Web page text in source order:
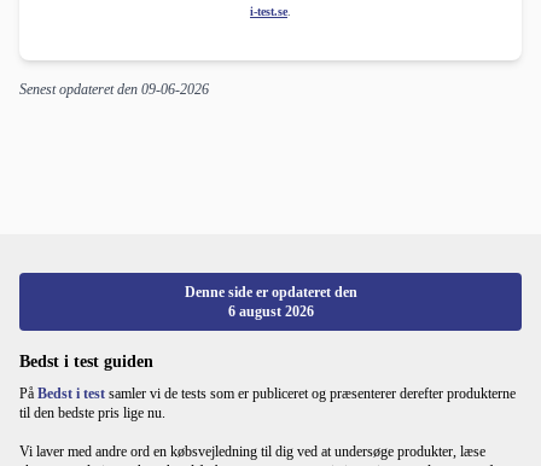
i-test.se
Senest opdateret den 09-06-2026
Bedst i test guiden
På Bedst i test samler vi de tests som er publiceret og præsenterer derefter produkterne
til den bedste pris lige nu.
Vi laver med andre ord en købsvejledning til dig ved at undersøge produkter, læse
Denne side er opdateret den
6 august 2026